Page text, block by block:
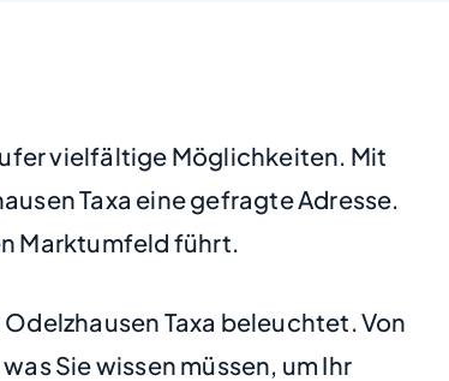
vielfältige Möglichkeiten. Mit
Taxa eine gefragte Adresse.
Marktumfeld führt.
Taxa beleuchtet. Von
Sie wissen müssen, um Ihr